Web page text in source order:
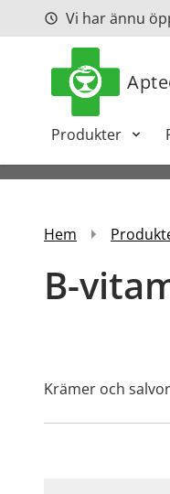
Hoppa till innehåll
Vi har ännu
Produkter
Hem
B-
Krämer och